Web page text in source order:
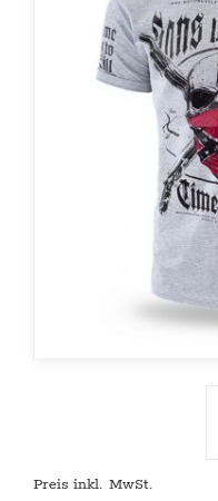
Preis inkl. MwSt.